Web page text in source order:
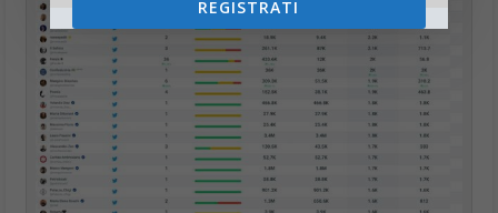
REGISTRATI